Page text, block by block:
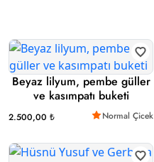
Beyaz lilyum, pembe güller
ve kasımpatı buketi
2.500,00 ₺ Normal Çicek